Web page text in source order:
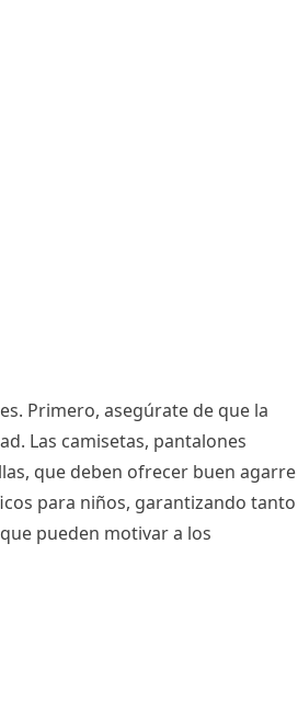
Primero, asegúrate de que la
Las camisetas, pantalones
que deben ofrecer buen agarre
para niños, garantizando tanto
pueden motivar a los